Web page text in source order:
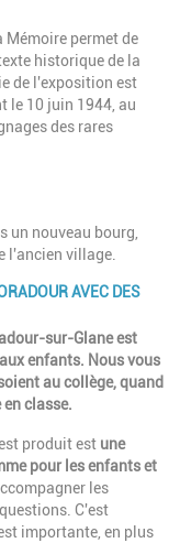
Mémoire permet de
historique de la
de l'exposition est
le 10 juin 1944, au
des rares
un nouveau bourg,
l'ancien village.
AVEC DES
sur-Glane est
enfants. Nous vous
au collège, quand
classe.
produit est une
pour les enfantset
les
C'est
importante, en plus